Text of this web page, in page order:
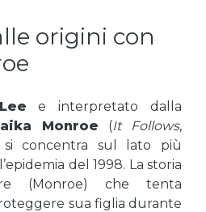
origini con
e interpretato dalla
Monroe (It Follows,
concentra sul lato più
del 1998. La storia
(Monroe) che tenta
sua figlia durante